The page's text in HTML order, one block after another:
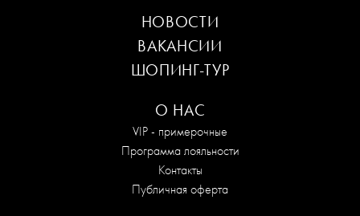
О НАС
VIP - примерочные
Программа лояльности
Контакты
Публичная оферта
НОВОСТИ
ВАКАНСИИ
ШОПИНГ-ТУР